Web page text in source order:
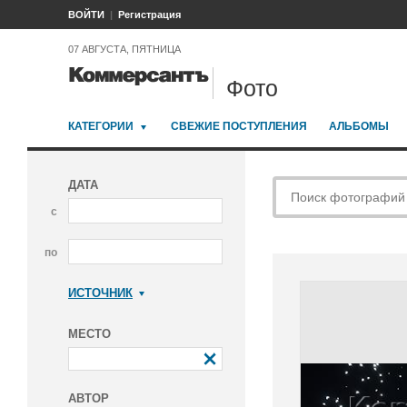
ВОЙТИ Регистрация
07 АВГУСТА, ПЯТНИЦА
Фото
КАТЕГОРИИ СВЕЖИЕ ПОСТУПЛЕНИЯ АЛЬБОМЫ
ДАТА
с
по
ИСТОЧНИК
МЕСТО
АВТОР